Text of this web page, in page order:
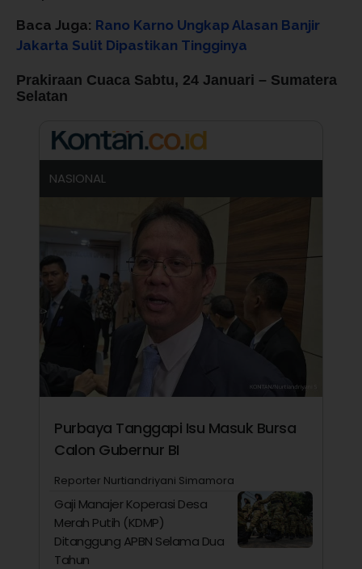
Baca Juga: Rano Karno Ungkap Alasan Banjir
Jakarta Sulit Dipastikan Tingginya
Prakiraan Cuaca Sabtu, 24 Januari – Sumatera
Selatan
NASIONAL
Purbaya Tanggapi Isu Masuk Bursa
Calon Gubernur BI
Reporter Nurtiandriyani Simamora
Gaji Manajer Koperasi Desa
Merah Putih (KDMP)
Ditanggung APBN Selama Dua
Tahun